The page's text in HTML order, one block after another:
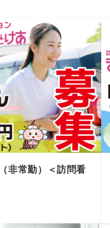
非常勤）＜訪問看